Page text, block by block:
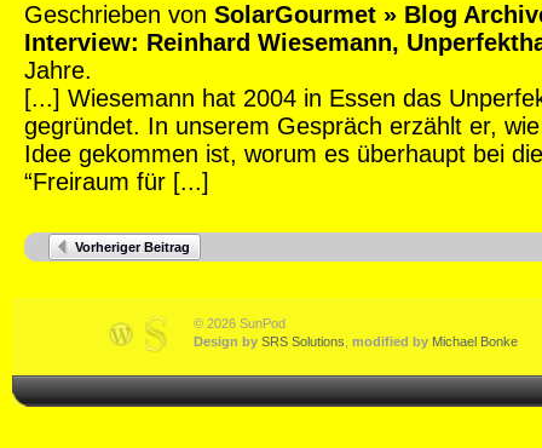
Geschrieben von SolarGourmet » Blog
Interview: Reinhard Wiesemann,
Jahre.
[...] Wiesemann hat 2004 in Essen das
gegründet. In unserem Gespräch erzählt er,
Idee gekommen ist, worum es überhaupt bei
“Freiraum für [...]
Vorheriger Beitrag
© 2026 SunPod
Design by SRS Solutions modified by Michael Bonke